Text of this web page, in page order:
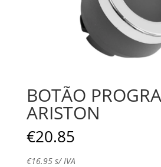
BOTÃO
ARISTON
€20.85
€16.95s/ IVA